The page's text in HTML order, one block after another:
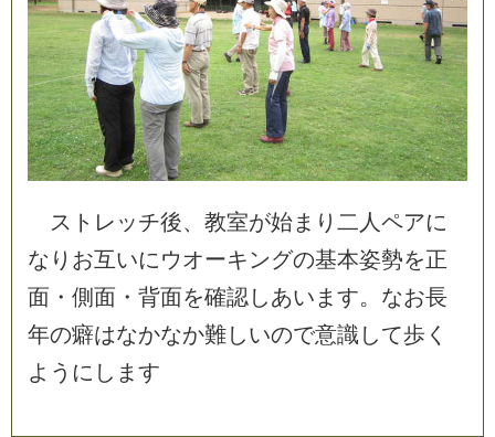
ス ト レ ッチ後、 教室が始ま り 二 人ペアに
な り お互いにウオーキングの基本姿勢を正
面 ・ 側面 ・ 背面を確認しあい ま す。 なお長
年の癖はなかなか難しいので意識 して歩 く
よ う に し ま す